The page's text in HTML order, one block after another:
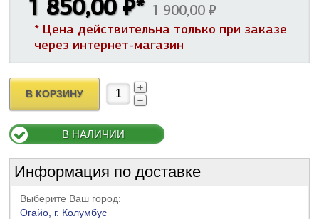
1 850,00 ₽* 1 900,00 ₽
* Цена действительна только при заказе
через интернет-магазин
В КОРЗИНУ
В НАЛИЧИИ
Информация по доставке
Выберите Ваш город:
Огайо, г. Колумбус